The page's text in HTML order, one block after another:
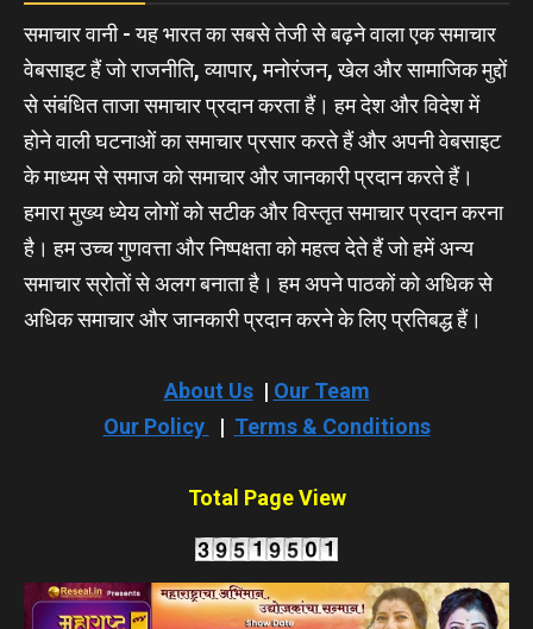
समाचार वानी - यह भारत का सबसे तेजी से बढ़ने वाला एक समाचार
वेबसाइट हैं जो राजनीति, व्यापार, मनोरंजन, खेल और सामाजिक मुद्दों
से संबंधित ताजा समाचार प्रदान करता हैं। हम देश और विदेश में
होने वाली घटनाओं का समाचार प्रसार करते हैं और अपनी वेबसाइट
के माध्यम से समाज को समाचार और जानकारी प्रदान करते हैं।
हमारा मुख्य ध्येय लोगों को सटीक और विस्तृत समाचार प्रदान करना
है। हम उच्च गुणवत्ता और निष्पक्षता को महत्व देते हैं जो हमें अन्य
समाचार स्रोतों से अलग बनाता है। हम अपने पाठकों को अधिक से
अधिक समाचार और जानकारी प्रदान करने के लिए प्रतिबद्ध हैं।
About Us| Our Team
Our Policy
| Terms & Conditions
Total Page View